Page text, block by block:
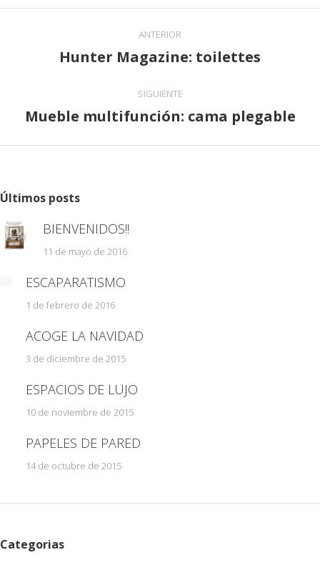
Navegación
entre
publicaciones
ANTERIOR
Publicación
Hunter Magazine: toilettes
SIGUIENTE
Publicación
Mueble multifunción: cama plegable
Últimos posts
BIENVENIDOS!!
11 de mayo de 2016
ESCAPARATISMO
1 de febrero de 2016
ACOGE LA NAVIDAD
3 de diciembre de 2015
ESPACIOS DE LUJO
10 de noviembre de 2015
PAPELES DE PARED
14 de octubre de 2015
Categorias